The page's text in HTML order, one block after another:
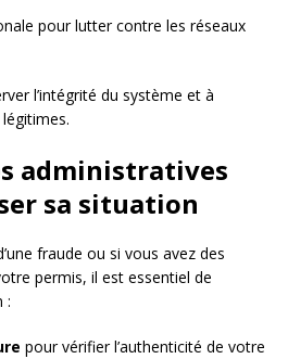
pour lutter contre les réseaux
l’intégrité du système et à
administratives
sa situation
fraude ou si vous avez des
permis, il est essentiel de
:
pour vérifier l’authenticité de votre